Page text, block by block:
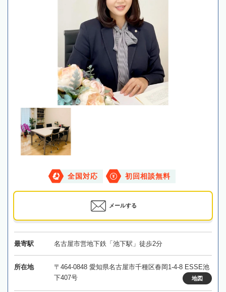
全国対応 初回相談無料
メールする
最寄駅 名古屋市営地下鉄「池下駅」徒歩2分
所在地
〒464-0848 愛知県名古屋市千種区春岡1-4-8 ESSE池
下407号
地図